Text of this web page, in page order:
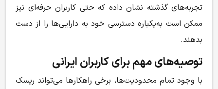
تجربه‌های گذشته نشان داده که حتی کاربران حرفه‌ای نیز
ممکن است به‌یکباره دسترسی خود به دارایی‌ها را از دست
بدهند.
توصیه‌های مهم برای کاربران ایرانی
با وجود تمام محدودیت‌ها، برخی راهکارها می‌تواند ریسک